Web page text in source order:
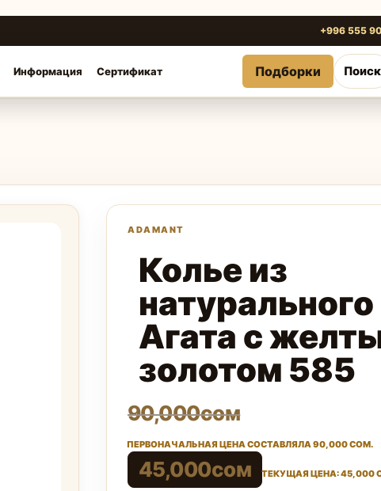
+996 555
Информация Сертификат Подборки Поиск
Колье из
натурального
Агата с
золотом 585
90,000сом
ПЕРВОНАЧАЛЬНАЯ ЦЕНА СОСТАВЛЯЛА 90,000 СОМ.
45,000сом ТЕКУЩАЯ ЦЕНА: 45,000